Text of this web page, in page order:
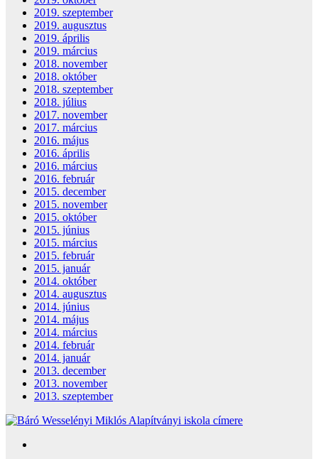
2019. szeptember
2019. augusztus
2019. április
2019. március
2018. november
2018. október
2018. szeptember
2018. július
2017. november
2017. március
2016. május
2016. április
2016. március
2016. február
2015. december
2015. november
2015. október
2015. június
2015. március
2015. február
2015. január
2014. október
2014. augusztus
2014. június
2014. május
2014. március
2014. február
2014. január
2013. december
2013. november
2013. szeptember